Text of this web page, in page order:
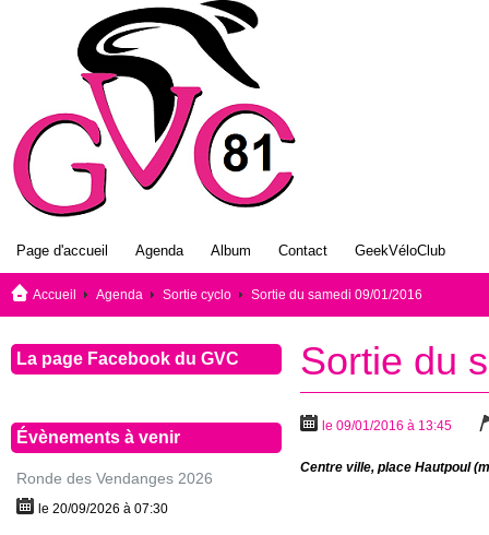
Page d'accueil Agenda Album Contact GeekVéloClub
Accueil Agenda Sortie cyclo Sortie du samedi 09/01/2016
Sortie du
le 09/01/2016 à 13:45
Centre ville, place Hautpoul
La page Facebook du GVC
Évènements à venir
Ronde des Vendanges 2026
le 20/09/2026 à 07:30